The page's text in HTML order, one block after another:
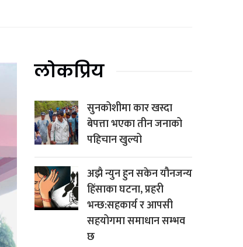
लोकप्रिय
सुनकोशीमा कार खस्दा
बेपत्ता भएका तीन जनाको
पहिचान खुल्यो
अझै न्युन हुन सकेन यौनजन्य
हिंसाका घटना, प्रहरी
भन्छ:सहकार्य र आपसी
सहयोगमा समाधान सम्भव
छ